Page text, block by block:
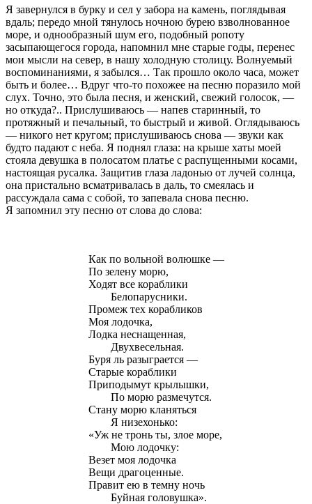
Я завернулся в бурку и сел у забора на камень, поглядывая
вдаль; передо мной тянулось ночною бурею взволнованное
море, и однообразный шум его, подобный ропоту
засыпающегося города, напомнил мне старые годы, перенес
мои мысли на север, в нашу холодную столицу. Волнуемый
воспоминаниями, я забылся… Так прошло около часа, может
быть и более… Вдруг что-то похожее на песню поразило мой
слух. Точно, это была песня, и женский, свежий голосок, —
но откуда?.. Прислушиваюсь — напев старинный, то
протяжный и печальный, то быстрый и живой. Оглядываюсь
— никого нет кругом; прислушиваюсь снова — звуки как
будто падают с неба. Я поднял глаза: на крыше хаты моей
стояла девушка в полосатом платье с распущенными косами,
настоящая русалка. Защитив глаза ладонью от лучей солнца,
она пристально всматривалась в даль, то смеялась и
рассуждала сама с собой, то запевала снова песню.
Я запомнил эту песню от слова до слова:
Как по вольной волюшке —
По зелену морю,
Ходят все кораблики
Белопарусники.
Промеж тех корабликов
Моя лодочка,
Лодка неснащенная,
Двухвесельная.
Буря ль разыграется —
Старые кораблики
Приподымут крылышки,
По морю размечутся.
Стану морю кланяться
Я низехонько:
«Уж не тронь ты, злое море,
Мою лодочку:
Везет моя лодочка
Вещи драгоценные.
Правит ею в темну ночь
Буйная головушка».